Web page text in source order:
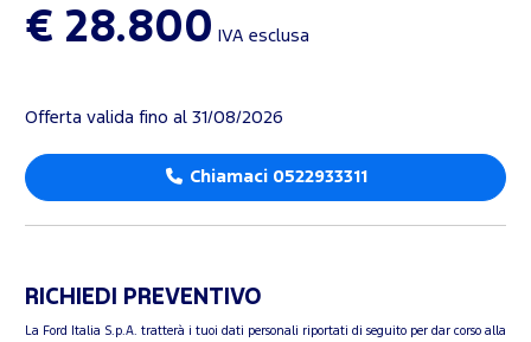
€ 28.800 IVA esclusa
Offerta valida fino al 31/08/2026
Chiamaci 0522933311
RICHIEDI PREVENTIVO
La Ford Italia S.p.A. tratterà i tuoi dati personali riportati di seguito per dar corso alla